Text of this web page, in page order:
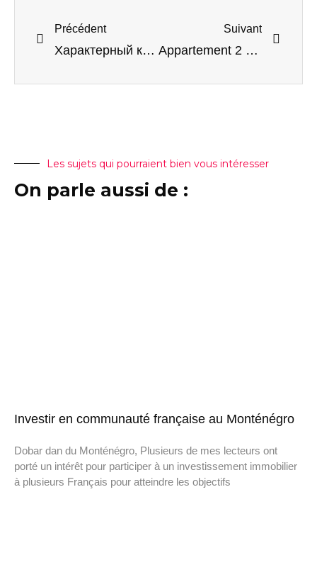
Précédent
Характерный каменный дом в Которском заливе
Suivant
Appartement 2 chambres (piscine, sauna + parking sous-terrain)
Les sujets qui pourraient bien vous intéresser
On parle aussi de :
Investir en communauté française au Monténégro
Dobar dan du Monténégro, Plusieurs de mes lecteurs ont
porté un intérêt pour participer à un investissement immobilier
à plusieurs Français pour atteindre les objectifs